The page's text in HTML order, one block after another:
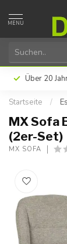
MENU
Über 20
Startseite /
MX Sofa
(2er-Set)
MX SOFA